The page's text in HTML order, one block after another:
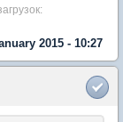
2015 - 10:27